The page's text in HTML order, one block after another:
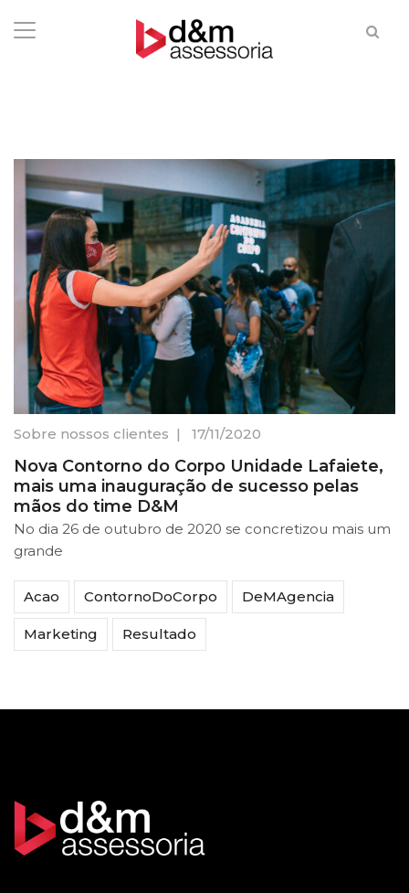
Sobre nossos clientes | 17/11/2020
Nova Contorno do Corpo Unidade Lafaiete,
mais uma inauguração de sucesso pelas
mãos do time D&M
No dia 26 de outubro de 2020 se concretizou mais um
grande
Acao ContornoDoCorpo DeMAgencia
Marketing Resultado